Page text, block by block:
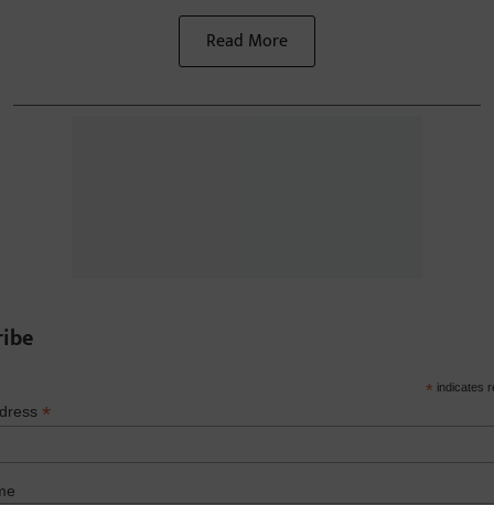
Read More
* indicates
*